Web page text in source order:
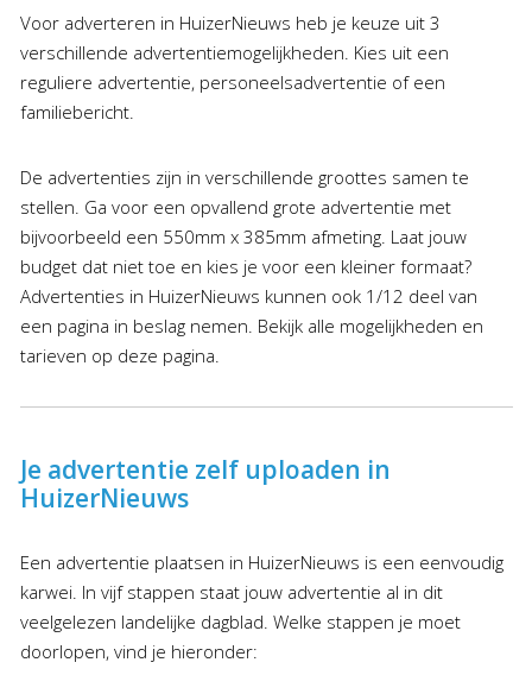
Voor adverteren in HuizerNieuws heb je keuze uit 3
verschillende advertentiemogelijkheden. Kies uit een
reguliere advertentie, personeelsadvertentie of een
familiebericht.
De advertenties zijn in verschillende groottes samen te
stellen. Ga voor een opvallend grote advertentie met
bijvoorbeeld een 550mm x 385mm afmeting. Laat jouw
budget dat niet toe en kies je voor een kleiner formaat?
Advertenties in HuizerNieuws kunnen ook 1/12 deel van
een pagina in beslag nemen. Bekijk alle mogelijkheden en
tarieven op deze pagina.
Je advertentie zelf uploaden in
HuizerNieuws
Een advertentie plaatsen in HuizerNieuws is een eenvoudig
karwei. In vijf stappen staat jouw advertentie al in dit
veelgelezen landelijke dagblad. Welke stappen je moet
doorlopen, vind je hieronder: